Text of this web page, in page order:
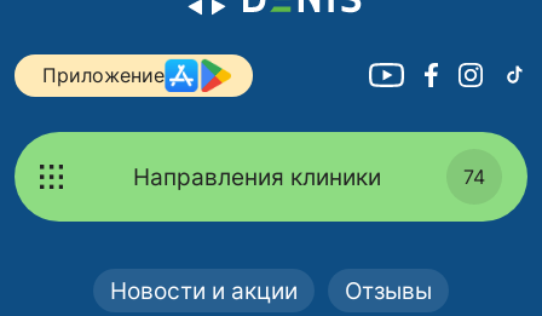
Приложение
Направления клиники 74
Новости и акции Отзывы